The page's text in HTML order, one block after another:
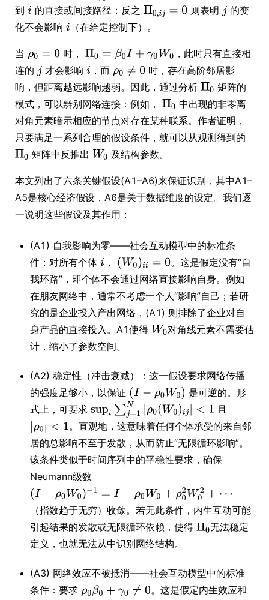
到
的直接或间接路径；反之 则表明
的变
化不会影响
（在给定控制下）。
当 时，
，此时只有直接相
连的
才会影响 ，而
时，存在高阶邻居影
响，但距离越远影响越弱。因此，通过分析
矩阵的
模式，可以辨别网络连接：例如，
中出现的非零离
对角元素暗示相应的节点对存在某种联系。作者证明，
只要满足一系列合理的假设条件，就可以从观测得到的
矩阵中反推出
及结构参数。
本文列出了六条关键假设(A1–A6)来保证识别，其中A1–
A5是核心经济假设，A6是关于数据维度的设定。我们逐
一说明这些假设及其作用：
(A1) 自我影响为零——社会互动模型中的标准条
件：对所有个体
，
。这是假定没有“自
我环路”，即个体不会通过网络直接影响自身。例如
在朋友网络中，通常不考虑一个人“影响”自己；若研
究的是企业投入产出网络，(A1) 则排除了企业对自
身产品的直接投入。A1使得
对角线元素不需要估
计，缩小了参数空间。
(A2) 稳定性（冲击衰减）：这一假设要求网络传播
的强度足够小，以保证
是可逆的。形
式上，可要求
且
。直观地，这意味着任何个体承受的来自邻
居的总影响不至于发散，从而防止“无限循环影响”。
该条件类似于时间序列中的平稳性要求，确保
Neumann级数
（指数趋于无穷）收敛。若无此条件，内生互动可能
引起结果的发散或无限循环依赖，使得
无法稳定
定义，也就无法从中识别网络结构。
(A3) 网络效应不被抵消——社会互动模型中的标准
条件：要求
。这是假定内生效应和